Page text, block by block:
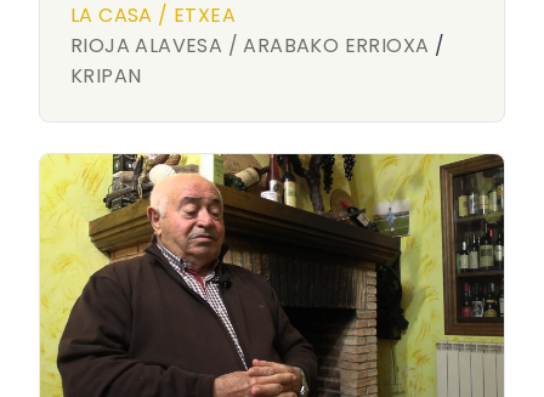
LA CASA / ETXEA
RIOJA ALAVESA / ARABAKO ERRIOXA /
KRIPAN